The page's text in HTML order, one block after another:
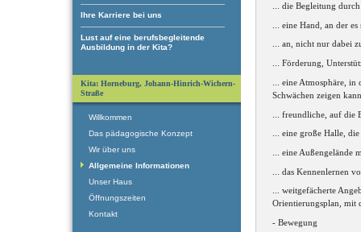
Ihre Karriere bei uns
Lust auf eine berufsbegleitende
Ausbildung in der Kita?
... die Begleitung
... eine Hand, an der
... an, nicht nur dabei
... Förderung,
... eine Atmosphäre,
Schwächen zeigen kann
... freundliche, auf die
... eine große Halle,
... eine Außengelände
... das Kennenlernen
... weitgefächerte
Orientierungsplan, mit
- Bewegung
Kita: Horneburg, Johann-Hinrich-Wichern-
Straße
Willkommen
Das pädagogische Konzept
Wir über uns
Allgemeine Informationen
Unser Haus
Öffnungszeiten
Kontakt